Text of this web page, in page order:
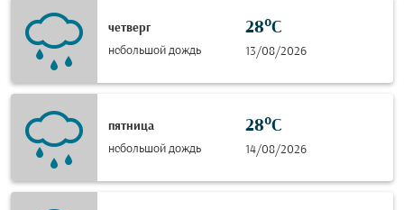
четверг
небольшой дождь
28°C
13/08/2026
пятница
небольшой дождь
28°C
14/08/2026